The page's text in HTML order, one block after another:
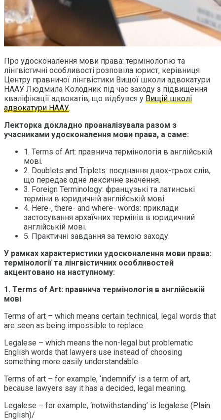
Про удосконалення мови права: термінологію та
лінгвістичні особливості розповіла юрист, керівниця
Центру правничої лінгвістики Вищої школи адвокатури
НААУ Людмила Колодник під час заходу з підвищення
кваліфікації адвокатів, що відбувся у Вищій школі
адвокатури НААУ.
Лекторка докладно проаналізувала разом з
учасниками удосконалення мови права, а саме:
1. Terms of Art: правнича термінологія в англійській
мові.
2. Doublets and Triplets: поєднання двох-трьох слів,
що передає одне лексичне значення.
3. Foreign Terminology: французькі та латинські
терміни в юридичній англійській мові.
4. Here-, there- and where- words: приклади
застосування архаїчних термінів в юридичний
англійській мові.
5. Практичні завдання за темою заходу.
У рамках характеристики удосконалення мови права:
термінології та лінгвістичних особливостей
акцентовано на наступному:
1. Terms of Art: правнича термінологія в англійській
мові
Terms of art – which means certain technical, legal words that
are seen as being impossible to replace.
Legalese – which means the non-legal but problematic
English words that lawyers use instead of choosing
something more easily understandable.
Terms of art – for example, ‘indemnify’ is a term of art,
because lawyers say it has a decided, legal meaning.
Legalese – for example, ‘notwithstanding’ is legalese (Plain
English)/